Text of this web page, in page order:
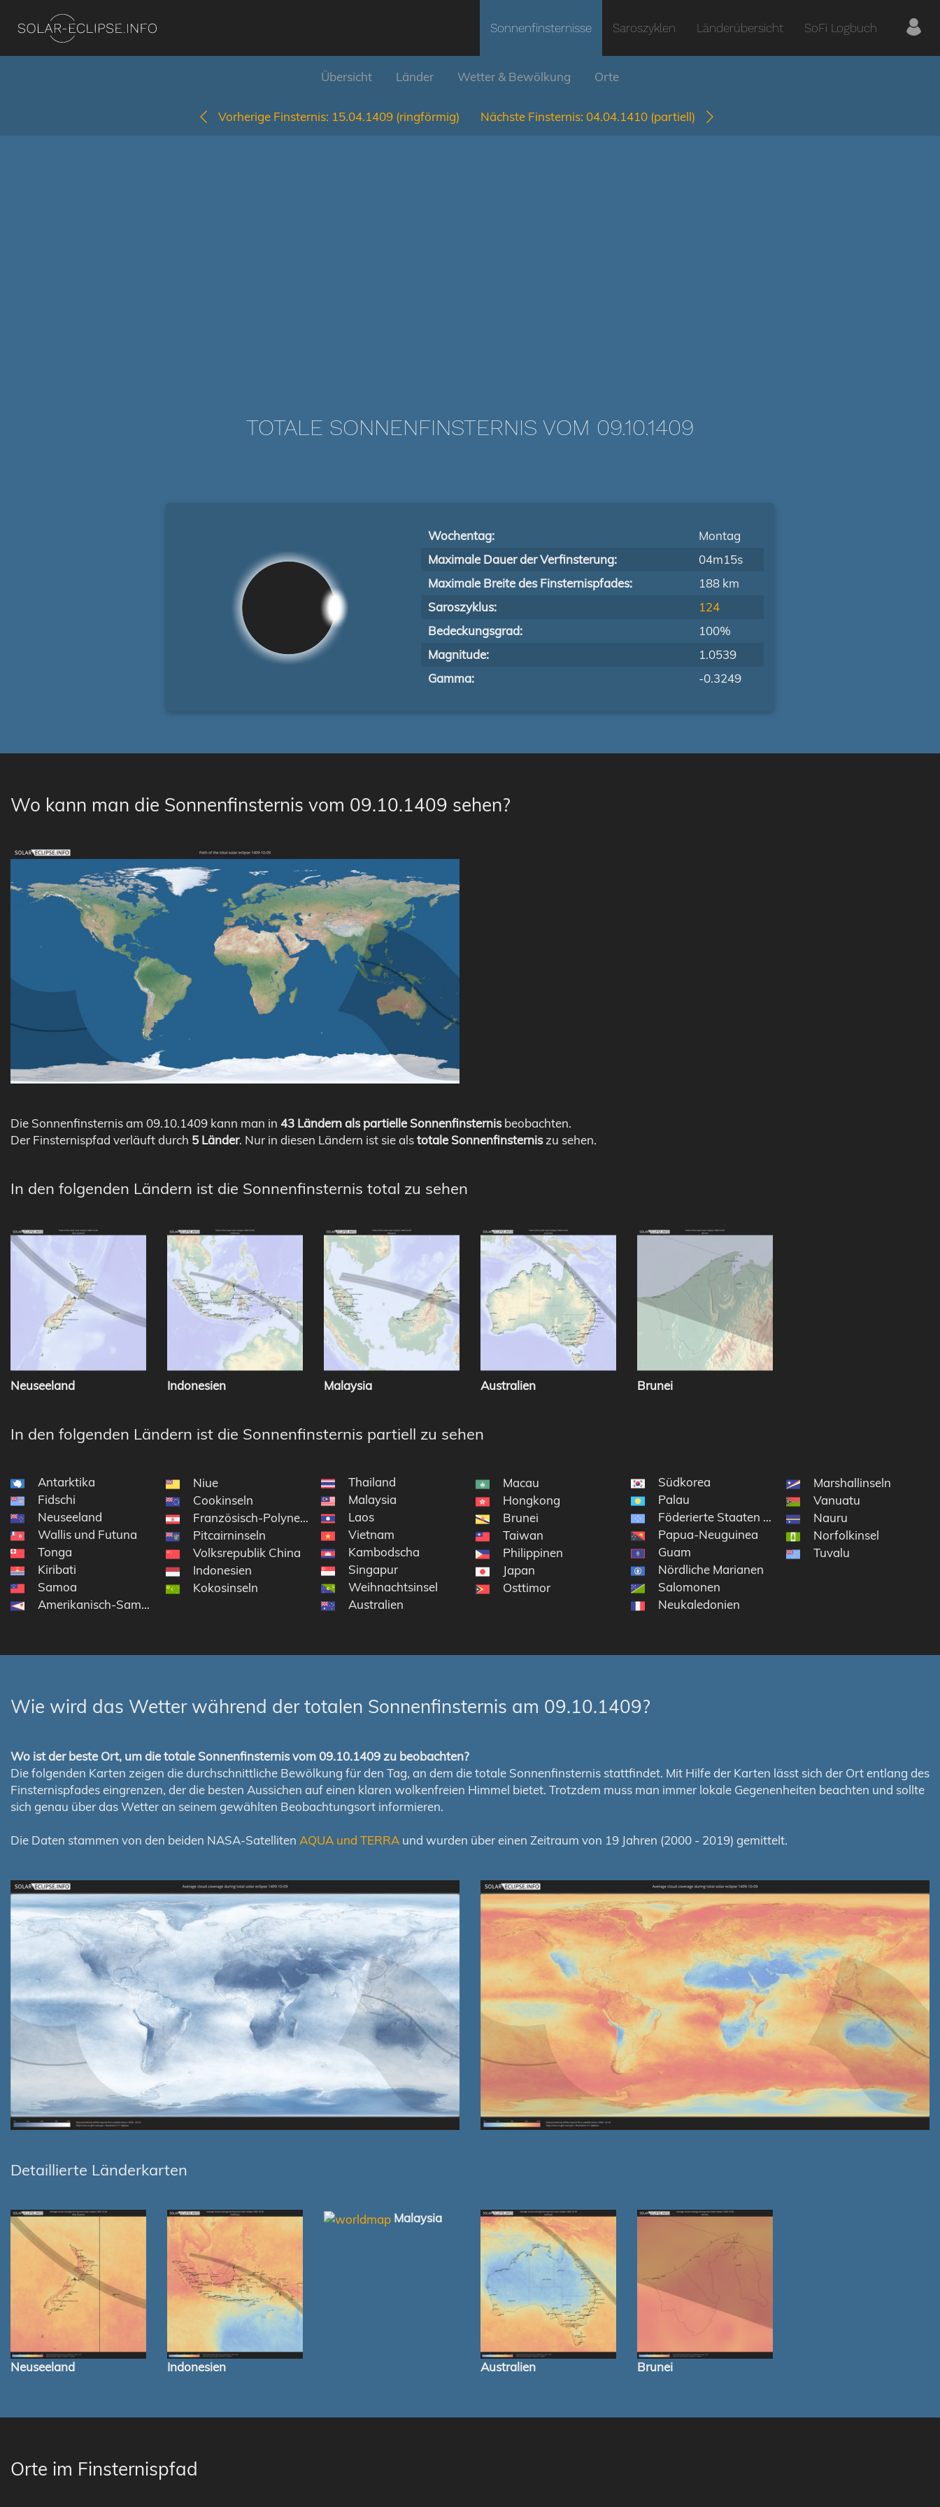
Sonnenfinsternisse Saroszyklen Länderübersicht SoFi Logbuch
Übersicht Länder Wetter & Bewölkung Orte
Vorherige Finsternis: 15.04.1409 (ringförmig) Nächste Finsternis: 04.04.1410 (partiell)
TOTALE SONNENFINSTERNIS VOM 09.10.1409
Wochentag:
Montag
Maximale Dauer der Verfinsterung:
04m15s
Maximale Breite des Finsternispfades:
188 km
Saroszyklus:
124
Bedeckungsgrad:
100%
Magnitude:
1.0539
Gamma:
-0.3249
Wo kann man die Sonnenfinsternis vom 09.10.1409 sehen?
Die Sonnenfinsternis am 09.10.1409 kann man in 43 Ländern als partielle Sonnenfinsternisbeobachten.
Der Finsternispfad verläuft durch 5 Länder. Nur in diesen Ländern ist sie alstotale Sonnenfinsterniszu sehen.
In den folgenden Ländern ist die Sonnenfinsternis total zu sehen
Neuseeland Indonesien Malaysia Australien Brunei
In den folgenden Ländern ist die Sonnenfinsternis partiell zu sehen
Antarktika
Fidschi
Neuseeland
Wallis und Futuna
Tonga
Kiribati
Samoa
Amerikanisch-Samoa
Niue
Cookinseln
Französisch-Polynesien
Pitcairninseln
Volksrepublik China
Indonesien
Kokosinseln
Thailand
Malaysia
Laos
Vietnam
Kambodscha
Singapur
Weihnachtsinsel
Australien
Macau
Hongkong
Brunei
Taiwan
Philippinen
Japan
Osttimor
Südkorea
Palau
Föderierte Staaten von Mikronesien
Papua-Neuguinea
Guam
Nördliche Marianen
Salomonen
Neukaledonien
Marshallinseln
Vanuatu
Nauru
Norfolkinsel
Tuvalu
Wie wird das Wetter während der totalen Sonnenfinsternis am 09.10.1409?
Wo ist der beste Ort, um die totale Sonnenfinsternis vom 09.10.1409 zu beobachten?
Die folgenden Karten zeigen die durchschnittliche Bewölkung für den Tag, an dem die totale Sonnenfinsternis stattfindet. Mit Hilfe der Karten lässt sich der Ort entlang des
Finsternispfades eingrenzen, der die besten Aussichen auf einen klaren wolkenfreien Himmel bietet. Trotzdem muss man immer lokale Gegenenheiten beachten und sollte
sich genau über das Wetter an seinem gewählten Beobachtungsort informieren.
Die Daten stammen von den beiden NASA-Satelliten AQUA und TERRA und wurden über einen Zeitraum von 19 Jahren (2000 - 2019) gemittelt.
Detaillierte Länderkarten
Neuseeland Indonesien
Malaysia
Australien Brunei
Orte im Finsternispfad